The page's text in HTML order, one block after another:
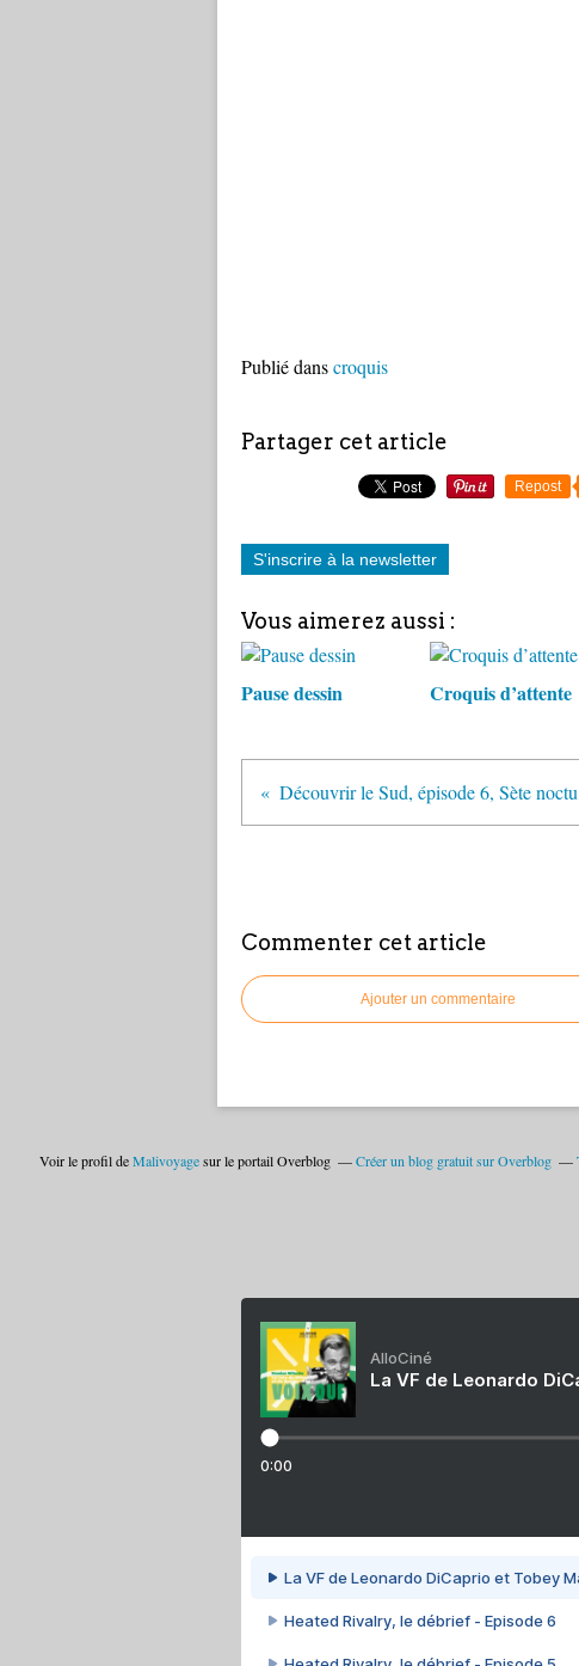
Publié danscroquis
Partager cet article
Repost
S'inscrire à la newsletter
Vous aimerez aussi :
Pause dessin Croquis d’attente
Commenter cet article
Ajouter un commentaire
Voir le profil deMalivoyagesur le portail Overblog Créer un blog gratuit sur Overblog
AlloCiné
La VF de Leonardo
0:00
La VF de Leonardo DiCaprio et Tobey
Heated Rivalry, le débrief - Episode 6